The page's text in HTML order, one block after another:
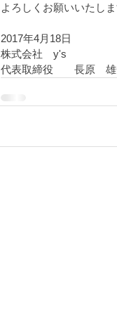
よろしくお願いいたし
2017年4月18日
株式会社　y's
代表取締役　　長原　